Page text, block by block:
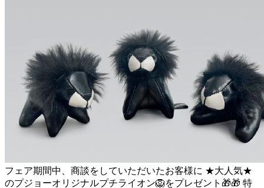
フェア期間中、商談をしていただいたお客様に ★大人気★
のプジョーオリジナルプチライオン🦁をプレゼント🎁🎁 特